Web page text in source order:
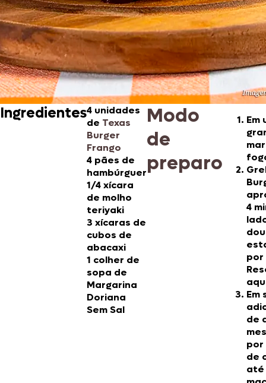
Ingredientes4 unidades
de Texas
Burger
Frango
4 pães de
hambúrguer
1/4 xícara
de molho
teriyaki
3 xícaras de
cubos de
abacaxi
1 colher de
sopa de
Margarina
Doriana
Sem Sal
Modo
de
preparo
Em
4
por
Em
de
por
de
até